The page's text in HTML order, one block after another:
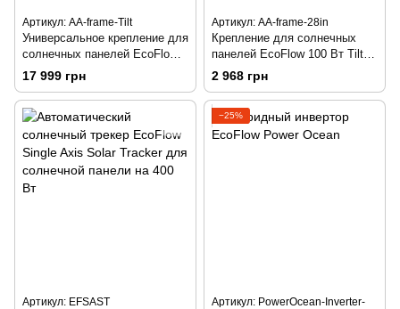
Артикул: AA-frame-Tilt
Универсальное крепление для
солнечных панелей EcoFlow
Adjustable Tilt Mount Bracket
17 999 грн
Артикул: AA-frame-28in
Крепление для солнечных
панелей EcoFlow 100 Вт Tilt
Mount Bracket
2 968 грн
Артикул: EFSAST
−25%
Артикул: PowerOcean-Inverter-